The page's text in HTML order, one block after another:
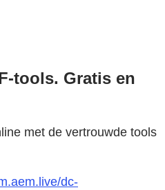
tools. Gratis en
met de vertrouwde tools
dc-